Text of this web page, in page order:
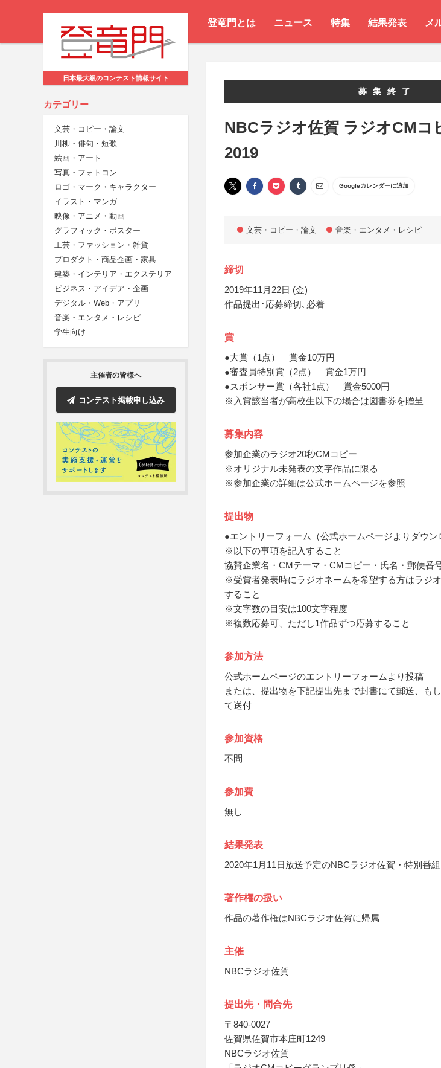
登竜門とは ニュース 特集 結果発表 メ
日本最大級のコンテスト情報サイト
カテゴリー
文芸・コピー・論文
川柳・俳句・短歌
絵画・アート
写真・フォトコン
ロゴ・マーク・キャラクター
イラスト・マンガ
映像・アニメ・動画
グラフィック・ポスター
工芸・ファッション・雑貨
プロダクト・商品企画・家具
建築・インテリア・エクステリア
ビジネス・アイデア・企画
デジタル・Web・アプリ
音楽・エンタメ・レシピ
学生向け
主催者の皆様へ
コンテスト掲載申し込み
募集終了
NBCラジオ佐賀 ラジオCMコ
2019
Googleカレンダーに追加
文芸・コピー・論文 音楽・エンタメ・レシピ
締切
2019年11月22日 (金)
作品提出･応募締切､必着
賞
●大賞（1点） 賞金10万円
●審査員特別賞（2点） 賞金1万円
●スポンサー賞（各社1点） 賞金5000円
※入賞該当者が高校生以下の場合は図書券を贈呈
募集内容
参加企業のラジオ20秒CMコピー
※オリジナル未発表の文字作品に限る
※参加企業の詳細は公式ホームページを参照
提出物
●エントリーフォーム（公式ホームページよりダウン
※以下の事項を記入すること
協賛企業名・CMテーマ・CMコピー・氏名・郵便番
※受賞者発表時にラジオネームを希望する方はラジ
すること
※文字数の目安は100文字程度
※複数応募可、ただし1作品ずつ応募すること
参加方法
公式ホームページのエントリーフォームより投稿
または、提出物を下記提出先まで封書にて郵送、も
て送付
参加資格
不問
参加費
無し
結果発表
2020年1月11日放送予定のNBCラジオ佐賀・特別番
著作権の扱い
作品の著作権はNBCラジオ佐賀に帰属
主催
NBCラジオ佐賀
提出先・問合先
〒840-0027
佐賀県佐賀市本庄町1249
NBCラジオ佐賀